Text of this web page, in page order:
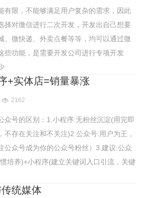
有限，不能够满足用户复杂的需求，因此
择对微信进行二次开发，开发出自己想要
、微快递、外卖点餐等等，均可以通过微
些功能，是需要开发公司进行专项开发
+实体店=销量暴涨
2162
众号的区别：1.小程序:无粉丝沉淀(用完即
不存在关注和不关注)2.公众号:用户为王，
公众号成为你的公众号粉丝）3.建议:公众
培养)+小程序(建立关键词入口引流，关键
统媒体